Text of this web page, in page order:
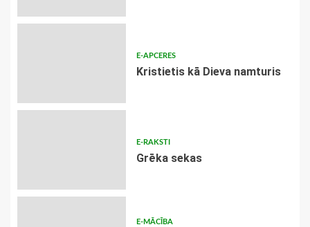
E-APCERES
Kristietis kā Dieva namturis
E-RAKSTI
Grēka sekas
E-MĀCĪBA